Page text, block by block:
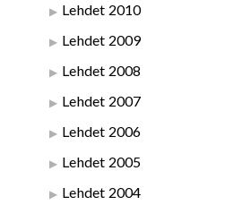
Lehdet 2010
Lehdet 2009
Lehdet 2008
Lehdet 2007
Lehdet 2006
Lehdet 2005
Lehdet 2004